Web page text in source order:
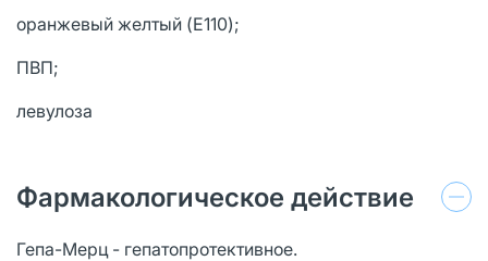
оранжевый желтый (E110);
ПВП;
левулоза
Фармакологическое действие
Гепа-Мерц - гепатопротективное.